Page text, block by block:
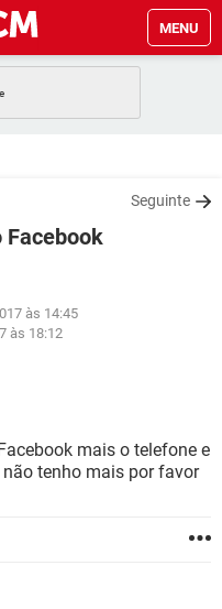
MENU
GMAIL
Seguinte
Facebook
às 14:45
às 18:12
mais o telefone e
tenho mais por favor